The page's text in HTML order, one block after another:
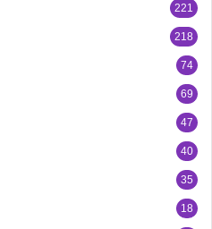
221
218
74
69
47
40
35
18